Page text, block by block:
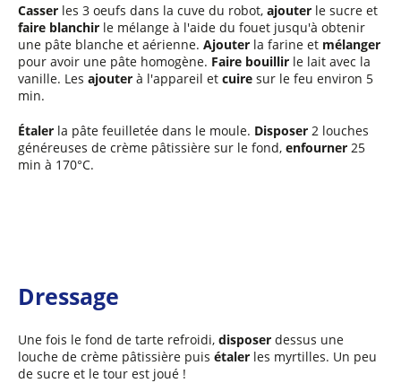
Casser les 3 oeufs dans la cuve du robot, ajouter le sucre et
faire blanchir le mélange à l'aide du fouet jusqu'à obtenir
une pâte blanche et aérienne. Ajouter la farine et mélanger
pour avoir une pâte homogène. Faire bouillir le lait avec la
vanille. Les ajouter à l'appareil et cuire sur le feu environ 5
min.
Étaler la pâte feuilletée dans le moule. Disposer 2 louches
généreuses de crème pâtissière sur le fond, enfourner 25
min à 170°C.
Dressage
Une fois le fond de tarte refroidi, disposer dessus une
louche de crème pâtissière puis étaler les myrtilles. Un peu
de sucre et le tour est joué !